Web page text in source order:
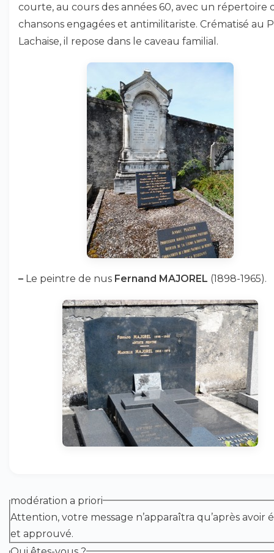
courte, au cours des années 60, avec un répertoire
chansons engagées et antimilitariste. Crématisé au
Lachaise, il repose dans le caveau familial.
– Le peintre de nus Fernand MAJOREL (1898-1965).
modération a priori
Attention, votre message n’apparaîtra qu’après avoir
et approuvé.